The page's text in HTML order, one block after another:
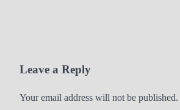
Leave a Reply
Your email address will not be published.